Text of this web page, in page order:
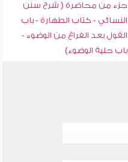
جزء من محاضرة ( شرح سنن
النسائي - كتاب الطهارة - باب
القول بعد الفراغ من الوضوء -
باب حلية الوضوء)